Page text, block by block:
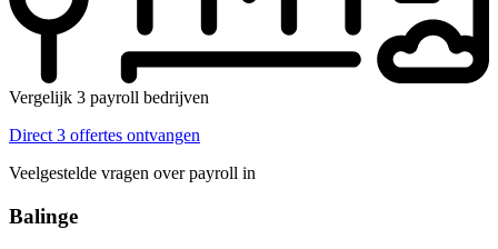
Vergelijk 3 payroll bedrijven
Direct 3 offertes ontvangen
Veelgestelde vragen over payroll in
Balinge